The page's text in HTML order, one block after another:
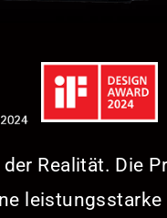
Realität. Die